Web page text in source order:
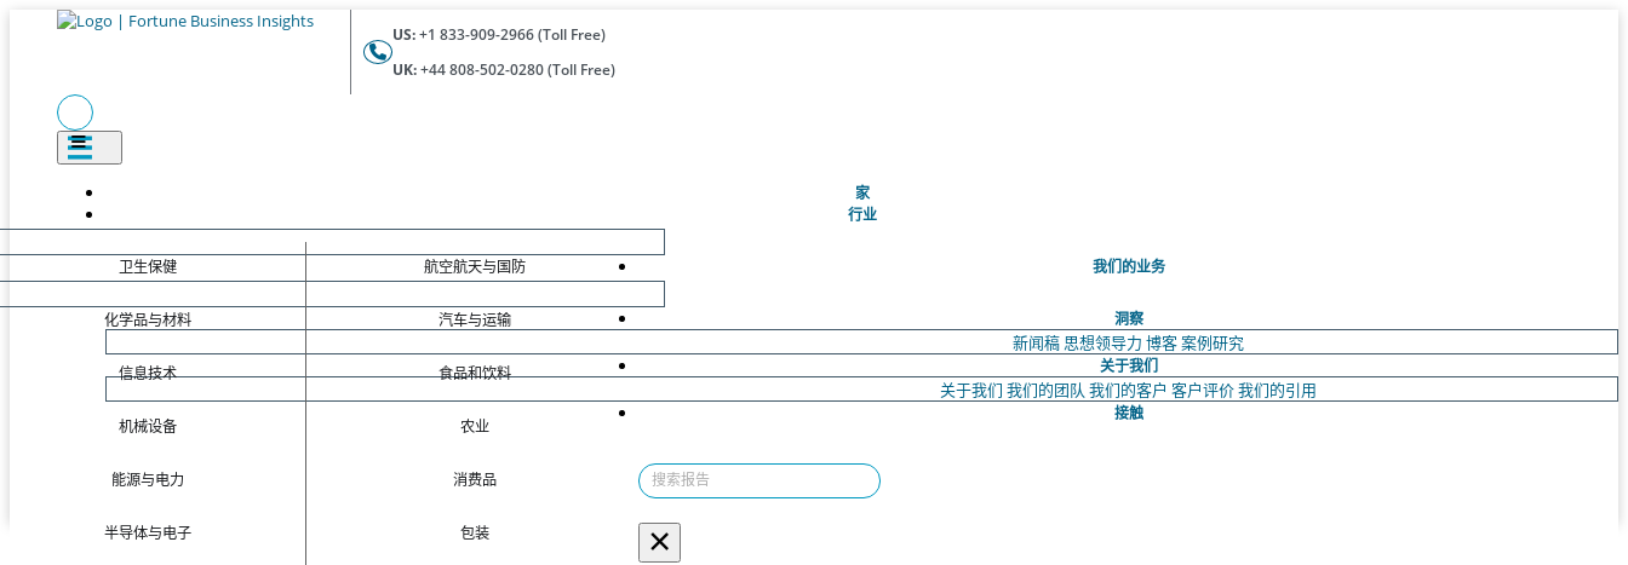
US:+1 833-909-2966 (Toll Free)
UK:+44 808-502-0280 (Toll Free)
家(当前的)
行业
卫生保健
化学品与材料
信息技术
机械设备
能源与电力
半导体与电子
航空航天与国防
汽车与运输
食品和饮料
农业
消费品
包装
我们的业务
洞察
新闻稿 思想领导力 博客案例研究
关于我们
关于我们 我们的团队 我们的客户 客户评价我们的引用
接触
×